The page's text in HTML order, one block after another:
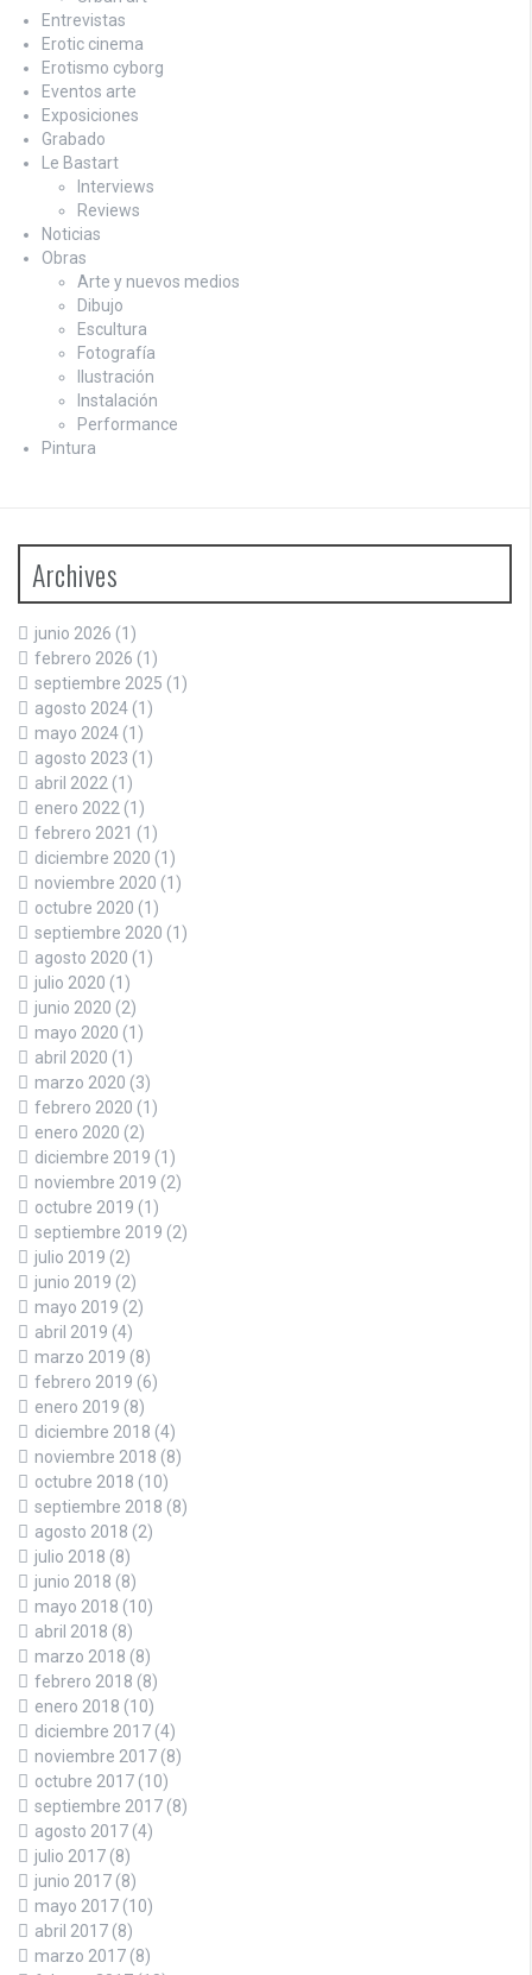
Entrevistas
Erotic cinema
Erotismo cyborg
Eventos arte
Exposiciones
Grabado
Le Bastart
Interviews
Reviews
Noticias
Obras
Arte y nuevos medios
Dibujo
Escultura
Fotografía
Ilustración
Instalación
Performance
Pintura
Archives
junio 2026 (1)
febrero 2026 (1)
septiembre 2025 (1)
agosto 2024 (1)
mayo 2024 (1)
agosto 2023 (1)
abril 2022 (1)
enero 2022 (1)
febrero 2021 (1)
diciembre 2020 (1)
noviembre 2020 (1)
octubre 2020 (1)
septiembre 2020 (1)
agosto 2020 (1)
julio 2020 (1)
junio 2020 (2)
mayo 2020 (1)
abril 2020 (1)
marzo 2020 (3)
febrero 2020 (1)
enero 2020 (2)
diciembre 2019 (1)
noviembre 2019 (2)
octubre 2019 (1)
septiembre 2019 (2)
julio 2019 (2)
junio 2019 (2)
mayo 2019 (2)
abril 2019 (4)
marzo 2019 (8)
febrero 2019 (6)
enero 2019 (8)
diciembre 2018 (4)
noviembre 2018 (8)
octubre 2018 (10)
septiembre 2018 (8)
agosto 2018 (2)
julio 2018 (8)
junio 2018 (8)
mayo 2018 (10)
abril 2018 (8)
marzo 2018 (8)
febrero 2018 (8)
enero 2018 (10)
diciembre 2017 (4)
noviembre 2017 (8)
octubre 2017 (10)
septiembre 2017 (8)
agosto 2017 (4)
julio 2017 (8)
junio 2017 (8)
mayo 2017 (10)
abril 2017 (8)
marzo 2017 (8)